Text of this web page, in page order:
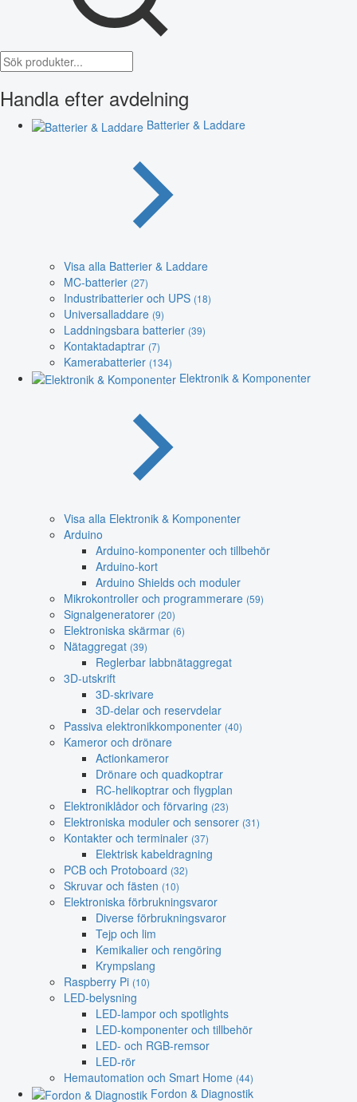
Handla efter avdelning
Batterier & Laddare
Visa alla Batterier & Laddare
MC-batterier (27)
Industribatterier och UPS (18)
Universalladdare (9)
Laddningsbara batterier (39)
Kontaktadaptrar (7)
Kamerabatterier (134)
Elektronik & Komponenter
Visa alla Elektronik & Komponenter
Arduino
Arduino-komponenter och tillbehör
Arduino-kort
Arduino Shields och moduler
Mikrokontroller och programmerare (59)
Signalgeneratorer (20)
Elektroniska skärmar (6)
Nätaggregat (39)
Reglerbar labbnätaggregat
3D-utskrift
3D-skrivare
3D-delar och reservdelar
Passiva elektronikkomponenter (40)
Kameror och drönare
Actionkameror
Drönare och quadkoptrar
RC-helikoptrar och flygplan
Elektroniklådor och förvaring (23)
Elektroniska moduler och sensorer (31)
Kontakter och terminaler (37)
Elektrisk kabeldragning
PCB och Protoboard (32)
Skruvar och fästen (10)
Elektroniska förbrukningsvaror
Diverse förbrukningsvaror
Tejp och lim
Kemikalier och rengöring
Krympslang
Raspberry Pi (10)
LED-belysning
LED-lampor och spotlights
LED-komponenter och tillbehör
LED- och RGB-remsor
LED-rör
Hemautomation och Smart Home (44)
Fordon & Diagnostik